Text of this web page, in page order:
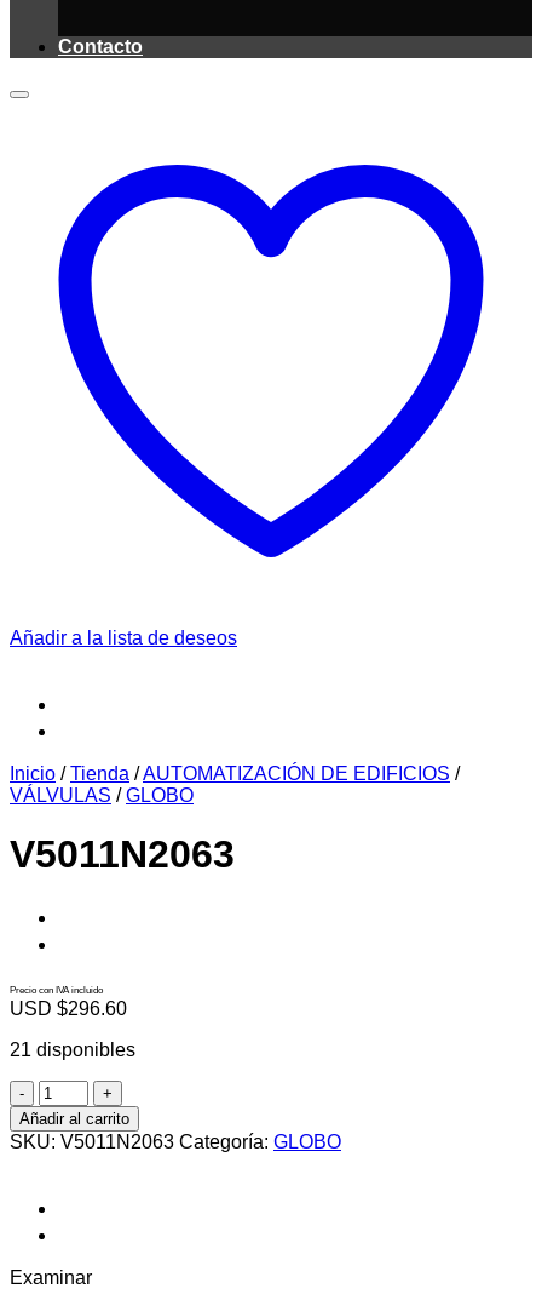
Contacto
Añadir a la lista de deseos
Inicio / Tienda /AUTOMATIZACIÓN DE EDIFICIOS /
VÁLVULAS / GLOBO
V5011N2063
Precio con IVA incluido
USD $296.60
21 disponibles
V5011N2063
cantidad
Añadir al carrito
SKU: V5011N2063 Categoría: GLOBO
Examinar